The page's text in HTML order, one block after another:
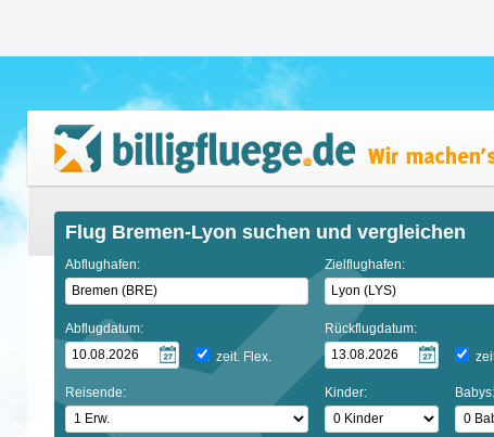
Flug Bremen-Lyon suchen und vergleichen
Abflughafen: Zielflughafen:
Abflugdatum:
zeit. Flex.
Rückflugdatum:
Reisende: Kinder: Babys: